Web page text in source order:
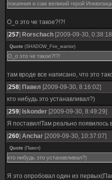
покаяния и сам великий герой
О_о это че такое?!?!
[257] Rorschach [2009-09-30,
Quote (SHADOW_Fire_warrior)
О_о это че такое?!?!
там вроде все написано, что это
[258] Павел [2009-09-30, 8:16:02]
кто нибудь это устанавливал?)
[259] Iskonder [2009-09-30, 8:49:29]
Я поставил!Там реально
[260] Anchar [2009-09-30, 10:37:07]
Quote (Павел)
кто нибудь это устанавливал?)
Я это опробовал один из